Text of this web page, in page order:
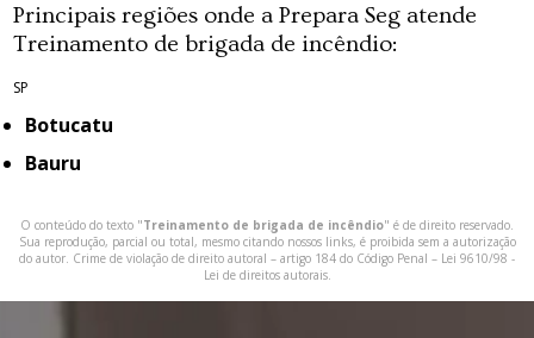
Principais regiões onde a Prepara Seg atende
Treinamento de brigada de incêndio:
SP
Botucatu
Bauru
O conteúdo do texto "Treinamento de brigada de incêndio" é de direito reservado.
Sua reprodução, parcial ou total, mesmo citando nossos links, é proibida sem a autorização
do autor. Crime de violação de direito autoral – artigo 184 do Código Penal – Lei 9610/98 -
Lei de direitos autorais.